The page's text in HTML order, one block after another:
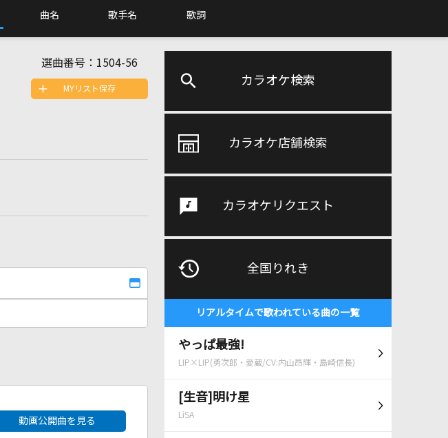
曲名 歌手名 歌詞
カラオケ検索
カラオケ店舗検索
カラオケリクエスト
全国りれき
リアルタイムで歌われている曲の一覧
やっぱ最強!
LIP×LIP(勇次郎・愛蔵/CV:内山昂輝・島崎信長)
[生音]明け星
LiSA
選曲番号： 1504-56
MYリスト保存
動画公開曲を見る